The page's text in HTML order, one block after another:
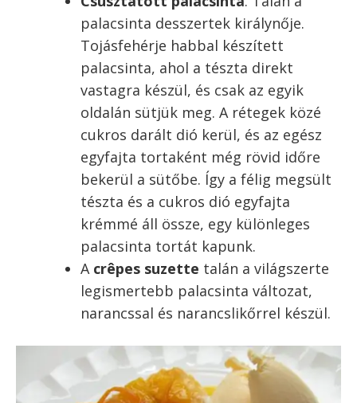
még ha sokan annak nevezik is.
Hortobágyi palacsinta
Rakott palacsinta. Tojássárgájával
sütött palacsintából, felváltva diós
cukorral és lekvárral rétegezett
palacsintatorta.